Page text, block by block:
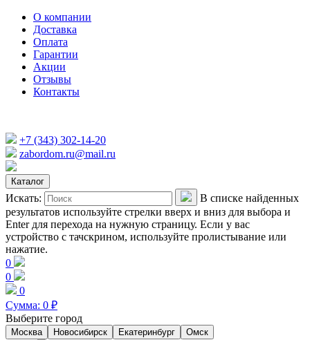
О компании
Доставка
Оплата
Гарантии
Акции
Отзывы
Контакты
+7 (343) 302-14-20
zabordom.ru@mail.ru
Каталог
Искать:
В списке найденных
результатов используйте стрелки вверх и вниз для выбора и
Enter для перехода на нужную страницу. Если у вас
устройство с тачскрином, используйте пролистывание или
нажатие.
0
0
0
Сумма: 0 ₽
Выберите город
Москва Новосибирск Екатеринбург Омск